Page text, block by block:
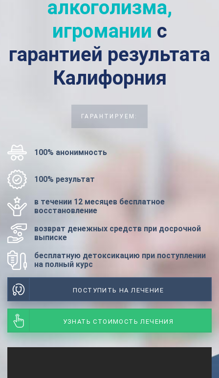
алкоголизма,
игромании с
гарантией результата
Калифорния
ГАРАНТИРУЕМ:
100% анонимность
100% результат
в течении 12 месяцев бесплатное
восстановление
возврат денежных средств при досрочной
выписке
бесплатную детоксикацию при поступлении
на полный курс
ПОСТУПИТЬ НА ЛЕЧЕНИЕ
УЗНАТЬ СТОИМОСТЬ ЛЕЧЕНИЯ